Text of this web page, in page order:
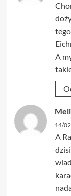
A
14/
A